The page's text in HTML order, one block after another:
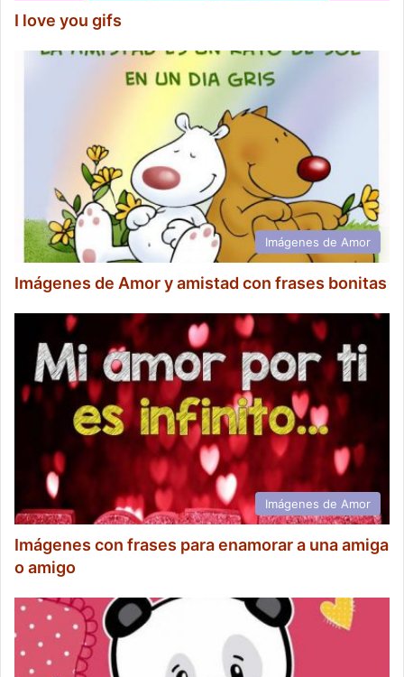
I love you gifs
Imágenes de Amor
Imágenes de Amor y amistad con frases bonitas
Imágenes de Amor
Imágenes con frases para enamorar a una amiga
o amigo